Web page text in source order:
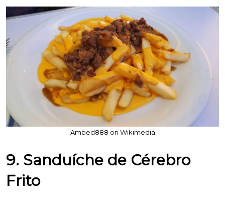
Ambed888 on Wikimedia
9. Sanduíche de Cérebro
Frito